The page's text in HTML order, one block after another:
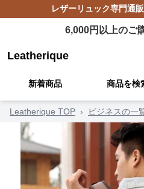
レザーリュック専門通
6,000円以上のご
Leatherique
新着商品 商品を検
Leatherique TOP › ビジネスの一